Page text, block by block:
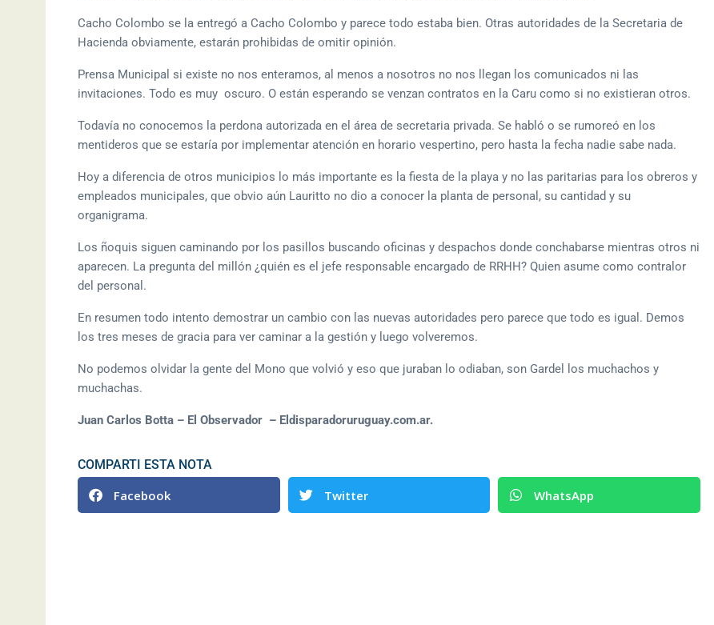
Cacho Colombo se la entregó a Cacho Colombo y parece todo estaba bien. Otras autoridades de la Secretaria de
Hacienda obviamente, estarán prohibidas de omitir opinión.
Prensa Municipal si existe no nos enteramos, al menos a nosotros no nos llegan los comunicados ni las
invitaciones. Todo es muy oscuro. O están esperando se venzan contratos en la Caru como si no existieran otros.
Todavía no conocemos la perdona autorizada en el área de secretaria privada. Se habló o se rumoreó en los
mentideros que se estaría por implementar atención en horario vespertino, pero hasta la fecha nadie sabe nada.
Hoy a diferencia de otros municipios lo más importante es la fiesta de la playa y no las paritarias para los obreros y
empleados municipales, que obvio aún Lauritto no dio a conocer la planta de personal, su cantidad y su
organigrama.
Los ñoquis siguen caminando por los pasillos buscando oficinas y despachos donde conchabarse mientras otros ni
aparecen. La pregunta del millón ¿quién es el jefe responsable encargado de RRHH? Quien asume como contralor
del personal.
En resumen todo intento demostrar un cambio con las nuevas autoridades pero parece que todo es igual. Demos
los tres meses de gracia para ver caminar a la gestión y luego volveremos.
No podemos olvidar la gente del Mono que volvió y eso que juraban lo odiaban, son Gardel los muchachos y
muchachas.
Juan Carlos Botta – El Observador – Eldisparadoruruguay.com.ar.
COMPARTI ESTA NOTA
Facebook Twitter WhatsApp